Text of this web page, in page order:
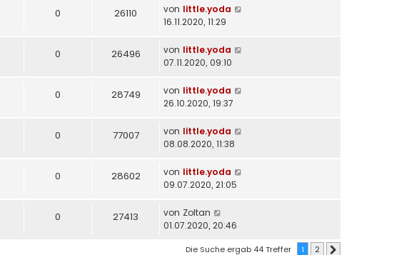
0 26110 von little.yoda
16.11.2020, 11:29
0 26496 von little.yoda
07.11.2020, 09:10
0 28749 von little.yoda
26.10.2020, 19:37
0 77007 von little.yoda
08.08.2020, 11:38
0 28602 von little.yoda
09.07.2020, 21:05
0 27413 von Zoltan
01.07.2020, 20:46
Die Suche ergab 44 Treffer 1 2